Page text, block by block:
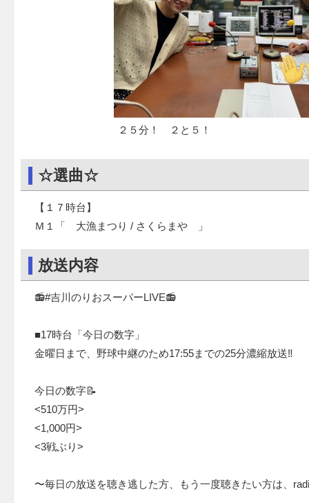
２５分！ ２と５！
☆選曲☆
【１７時台】
Ｍ１「 大漁まつり / さくらまや 」
放送内容
📻#吉川のりおスーパーLIVE📻
■17時台「今日の数字」
金曜日まで、野球中継のため17:55までの25分濃縮放送‼️
今日の数字📝
<510万円>
<1,000円>
<3戦ぶり>
〜毎日の放送を聴き逃した方、もう一度聴きたい方は、